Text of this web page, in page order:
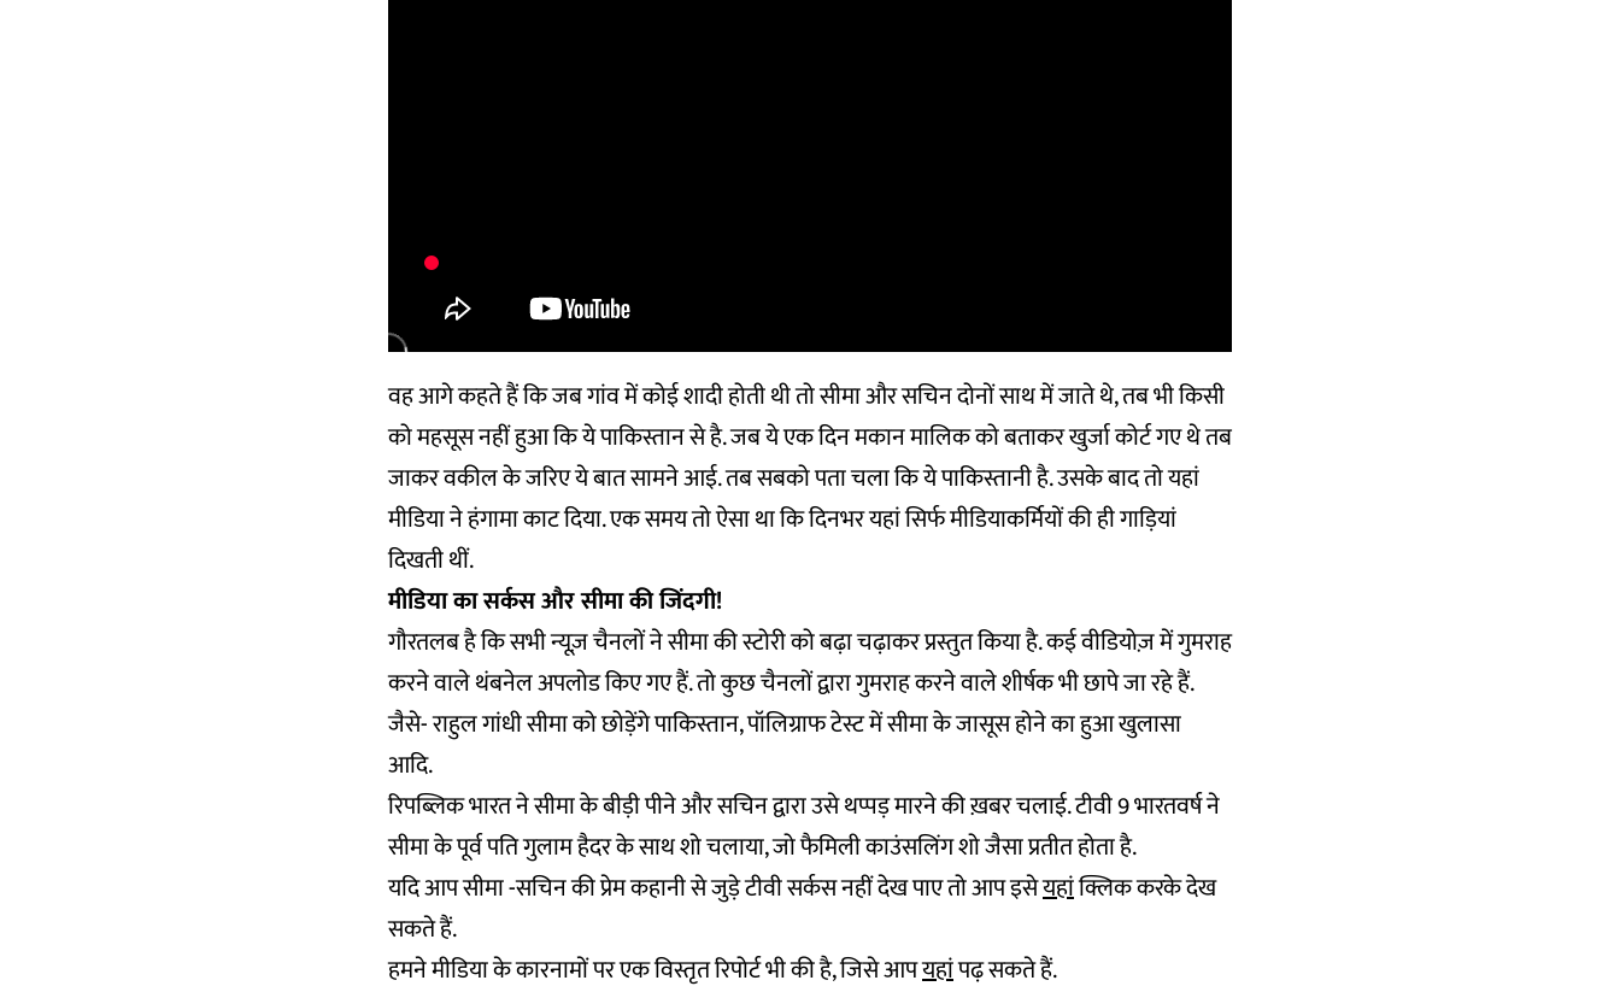
वह आगे कहते हैं कि जब गांव में कोई शादी होती थी तो सीमा और सचिन दोनों साथ में जाते थे, तब भी किसी
को महसूस नहीं हुआ कि ये पाकिस्तान से है. जब ये एक दिन मकान मालिक को बताकर खुर्जा कोर्ट गए थे तब
जाकर वकील के जरिए ये बात सामने आई. तब सबको पता चला कि ये पाकिस्तानी है. उसके बाद तो यहां
मीडिया ने हंगामा काट दिया. एक समय तो ऐसा था कि दिनभर यहां सिर्फ मीडियाकर्मियों की ही गाड़ियां
दिखती थीं.
मीडिया का सर्कस और सीमा की जिंदगी!
गौरतलब है कि सभी न्यूज़ चैनलों ने सीमा की स्टोरी को बढ़ा चढ़ाकर प्रस्तुत किया है. कई वीडियोज़ में गुमराह
करने वाले थंबनेल अपलोड किए गए हैं. तो कुछ चैनलों द्वारा गुमराह करने वाले शीर्षक भी छापे जा रहे हैं.
जैसे- राहुल गांधी सीमा को छोड़ेंगे पाकिस्तान, पॉलिग्राफ टेस्ट में सीमा के जासूस होने का हुआ खुलासा
आदि.
रिपब्लिक भारत ने सीमा के बीड़ी पीने और सचिन द्वारा उसे थप्पड़ मारने की ख़बर चलाई. टीवी 9 भारतवर्ष ने
सीमा के पूर्व पति गुलाम हैदर के साथ शो चलाया, जो फैमिली काउंसलिंग शो जैसा प्रतीत होता है.
यदि आप सीमा -सचिन की प्रेम कहानी से जुड़े टीवी सर्कस नहीं देख पाए तो आप इसेयहांक्लिक करके देख
सकते हैं.
हमने मीडिया के कारनामों पर एक विस्तृत रिपोर्ट भी की है, जिसे आपयहांपढ़ सकते हैं.